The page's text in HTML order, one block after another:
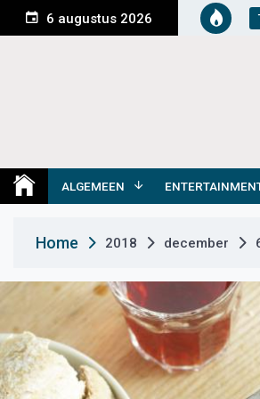
n
e
6 augustus 2026
Medemblik
ALGEMEEN
Home 2018 december